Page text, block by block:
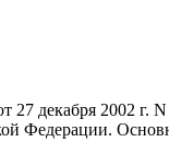
декабря 2002
Федерации.